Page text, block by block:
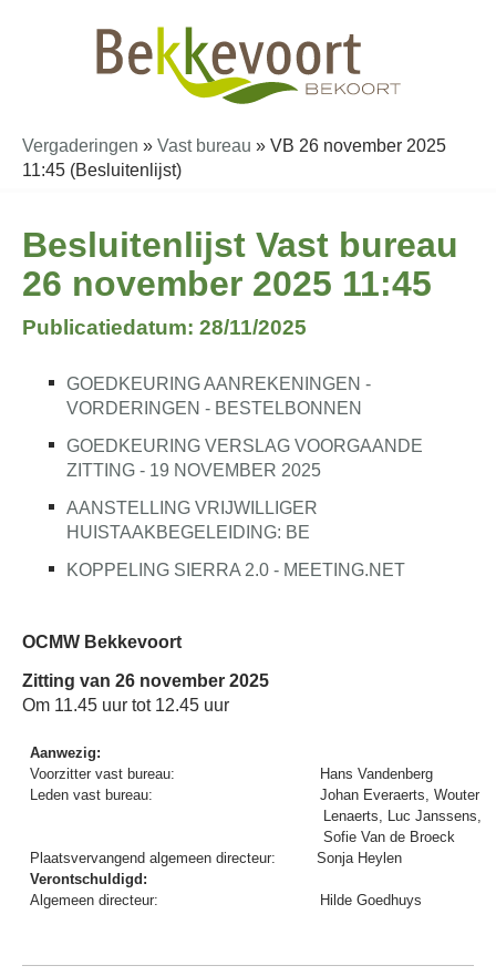
Vergaderingen » Vast bureau » VB 26 november 2025
11:45 (Besluitenlijst)
Besluitenlijst Vast bureau
26 november 2025 11:45
Publicatiedatum: 28/11/2025
GOEDKEURING AANREKENINGEN -
VORDERINGEN - BESTELBONNEN
GOEDKEURING VERSLAG VOORGAANDE
ZITTING - 19 NOVEMBER 2025
AANSTELLING VRIJWILLIGER
HUISTAAKBEGELEIDING: BE
KOPPELING SIERRA 2.0 - MEETING.NET
OCMW Bekkevoort
Zitting van 26 november 2025
Om 11.45 uur tot 12.45 uur
Aanwezig:
Voorzitter vast bureau:
Hans Vandenberg
Leden vast bureau:
Johan Everaerts, Wouter
Lenaerts, Luc Janssens,
Sofie Van de Broeck
Plaatsvervangend algemeen directeur:
Sonja Heylen
Verontschuldigd:
Algemeen directeur:
Hilde Goedhuys